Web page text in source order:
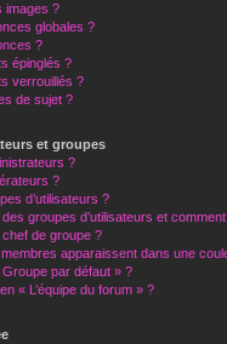
images ?
globales ?
?
épinglés ?
verrouillés ?
de sujet ?
et groupes
?
?
d’utilisateurs ?
groupes d’utilisateurs et
de groupe ?
apparaissent dans une
Groupe par défaut » ?
« L’équipe du forum » ?